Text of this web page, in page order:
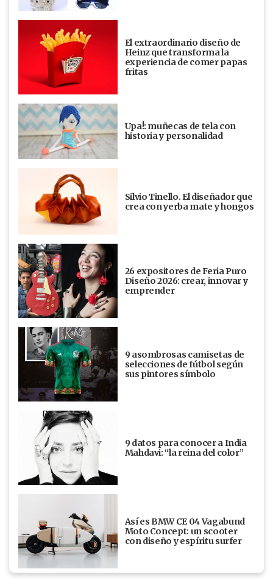
El extraordinario diseño de
Heinz que transforma la
experiencia de comer papas
fritas
Upa!: muñecas de tela con
historia y personalidad
Silvio Tinello. El diseñador que
crea con yerba mate y hongos
26 expositores de Feria Puro
Diseño 2026: crear, innovar y
emprender
9 asombrosas camisetas de
selecciones de fútbol según
sus pintores símbolo
9 datos para conocer a India
Mahdavi: “la reina del color”
Así es BMW CE 04 Vagabund
Moto Concept: un scooter
con diseño y espíritu surfer